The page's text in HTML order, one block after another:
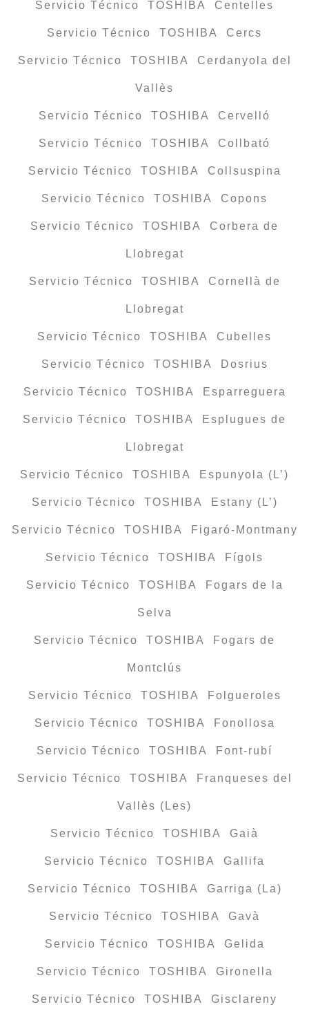
Servicio Técnico TOSHIBA Centelles
Servicio Técnico TOSHIBA Cercs
Servicio Técnico TOSHIBA Cerdanyola del
Vallès
Servicio Técnico TOSHIBA Cervelló
Servicio Técnico TOSHIBA Collbató
Servicio Técnico TOSHIBA Collsuspina
Servicio Técnico TOSHIBA Copons
Servicio Técnico TOSHIBA Corbera de
Llobregat
Servicio Técnico TOSHIBA Cornellà de
Llobregat
Servicio Técnico TOSHIBA Cubelles
Servicio Técnico TOSHIBA Dosrius
Servicio Técnico TOSHIBA Esparreguera
Servicio Técnico TOSHIBA Esplugues de
Llobregat
Servicio Técnico TOSHIBA Espunyola (L’)
Servicio Técnico TOSHIBA Estany (L’)
Servicio Técnico TOSHIBA Figaró-Montmany
Servicio Técnico TOSHIBA Fígols
Servicio Técnico TOSHIBA Fogars de la
Selva
Servicio Técnico TOSHIBA Fogars de
Montclús
Servicio Técnico TOSHIBA Folgueroles
Servicio Técnico TOSHIBA Fonollosa
Servicio Técnico TOSHIBA Font-rubí
Servicio Técnico TOSHIBA Franqueses del
Vallès (Les)
Servicio Técnico TOSHIBA Gaià
Servicio Técnico TOSHIBA Gallifa
Servicio Técnico TOSHIBA Garriga (La)
Servicio Técnico TOSHIBA Gavà
Servicio Técnico TOSHIBA Gelida
Servicio Técnico TOSHIBA Gironella
Servicio Técnico TOSHIBA Gisclareny